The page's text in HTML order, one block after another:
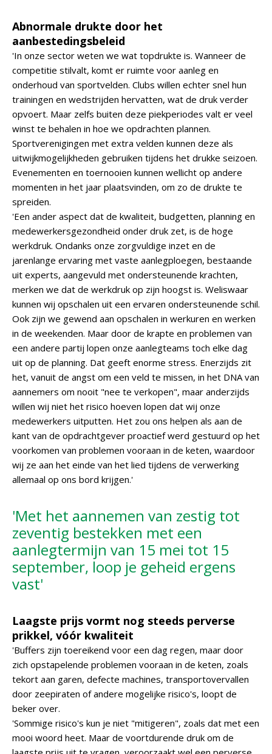
Abnormale drukte door het
aanbestedingsbeleid
'In onze sector weten we wat topdrukte is. Wanneer de
competitie stilvalt, komt er ruimte voor aanleg en
onderhoud van sportvelden. Clubs willen echter snel hun
trainingen en wedstrijden hervatten, wat de druk verder
opvoert. Maar zelfs buiten deze piekperiodes valt er veel
winst te behalen in hoe we opdrachten plannen.
Sportverenigingen met extra velden kunnen deze als
uitwijkmogelijkheden gebruiken tijdens het drukke seizoen.
Evenementen en toernooien kunnen wellicht op andere
momenten in het jaar plaatsvinden, om zo de drukte te
spreiden.
'Een ander aspect dat de kwaliteit, budgetten, planning en
medewerkersgezondheid onder druk zet, is de hoge
werkdruk. Ondanks onze zorgvuldige inzet en de
jarenlange ervaring met vaste aanlegploegen, bestaande
uit experts, aangevuld met ondersteunende krachten,
merken we dat de werkdruk op zijn hoogst is. Weliswaar
kunnen wij opschalen uit een ervaren ondersteunende schil.
Ook zijn we gewend aan opschalen in werkuren en werken
in de weekenden. Maar door de krapte en problemen van
een andere partij lopen onze aanlegteams toch elke dag
uit op de planning. Dat geeft enorme stress. Enerzijds zit
het, vanuit de angst om een veld te missen, in het DNA van
aannemers om nooit "nee te verkopen", maar anderzijds
willen wij niet het risico hoeven lopen dat wij onze
medewerkers uitputten. Het zou ons helpen als aan de
kant van de opdrachtgever proactief werd gestuurd op het
voorkomen van problemen vooraan in de keten, waardoor
wij ze aan het einde van het lied tijdens de verwerking
allemaal op ons bord krijgen.'
'Met het aannemen van zestig tot
zeventig bestekken met een
aanlegtermijn van 15 mei tot 15
september, loop je geheid ergens
vast'
Laagste prijs vormt nog steeds perverse
prikkel, vóór kwaliteit
'Buffers zijn toereikend voor een dag regen, maar door
zich opstapelende problemen vooraan in de keten, zoals
tekort aan garen, defecte machines, transportovervallen
door zeepiraten of andere mogelijke risico's, loopt de
beker over.
'Sommige risico's kun je niet "mitigeren", zoals dat met een
mooi woord heet. Maar de voortdurende druk om de